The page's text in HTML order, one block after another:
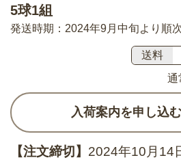
5球1組
発送時期：2024年9月中旬より順
送料
通
入荷案内を申し込む
【注文締切】 2024年10月14